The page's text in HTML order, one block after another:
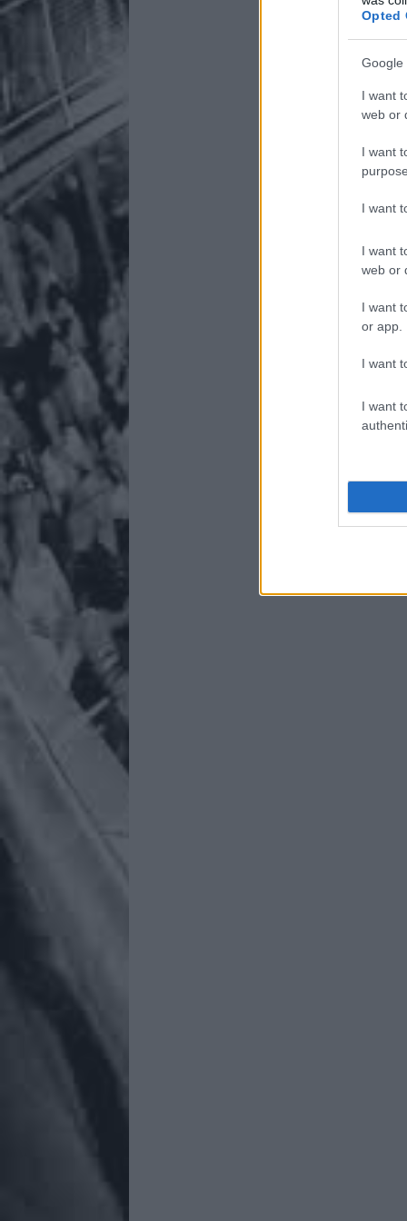
Opted
Google
I want
web or
I want
I want
I want
web or
I want
or app.
I want
I want